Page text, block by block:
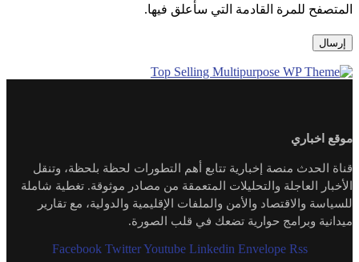
المتصفح للمرة القادمة التي سأعلق فيها.
موقع اخباري
قناة الحدث منصة إخبارية تتابع أهم التطورات لحظة بلحظة، وتنقل
الأخبار العاجلة والتحليلات المتعمقة من مصادر موثوقة. تغطية شاملة
للسياسة والاقتصاد والأمن والملفات الإقليمية والدولية، مع تقارير
ميدانية وبرامج حوارية تضعك في قلب الصورة.
Facebook Twitter Youtube Linkedin Envelope Rss